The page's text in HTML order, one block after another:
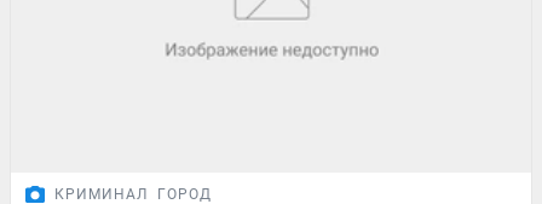
КРИМИНАЛ ГОРОД